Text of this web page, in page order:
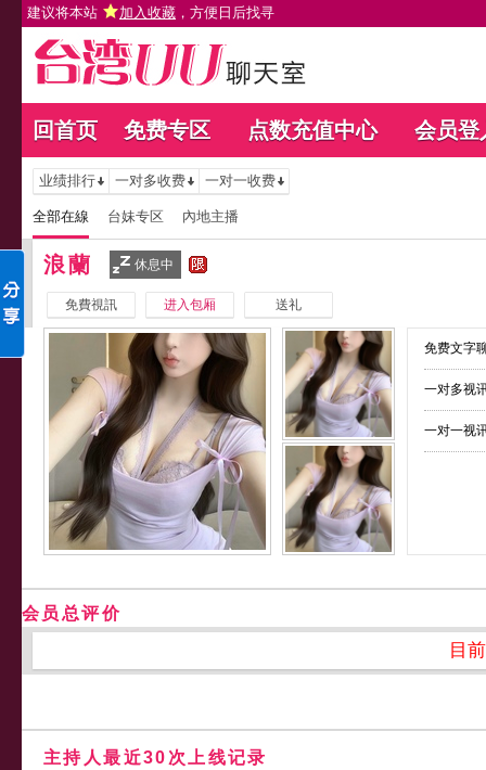
建议将本站 加入收藏 ，方便日后找寻
回首页 免费专区 点数充值中心 会员登
业绩排行 一对多收费 一对一收费
全部在線 台妹专区 內地主播
浪蘭 休息中
免費視訊 进入包厢 送礼
免费文字
一对多视
一对一视
会员总评价
目
主持人最近30次上线记录